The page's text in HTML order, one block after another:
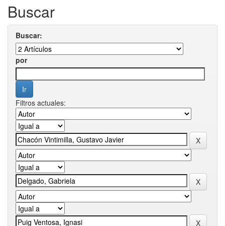
Buscar
Buscar:
por
Filtros actuales: